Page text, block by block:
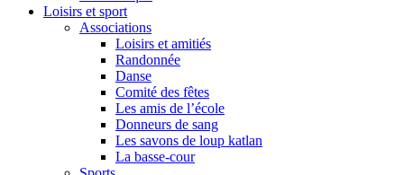
Loisirs et sport
Associations
Loisirs et amitiés
Randonnée
Danse
Comité des fêtes
Les amis de l’école
Donneurs de sang
Les savons de loup katlan
La basse-cour